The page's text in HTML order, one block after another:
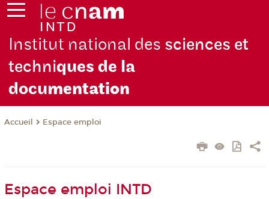
Institut national des sciences et
techniques de la
documentation
Accueil Espace emploi
Espace emploi INTD